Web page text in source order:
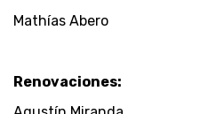
Mathías Abero
Renovaciones: